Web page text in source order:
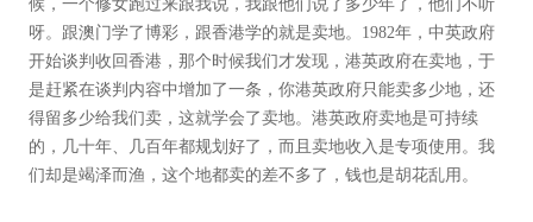
候，一个修女跑过来跟我说，我跟他们说了多少年了，他们不听
呀。跟澳门学了博彩，跟香港学的就是卖地。1982年，中英政府
开始谈判收回香港，那个时候我们才发现，港英政府在卖地，于
是赶紧在谈判内容中增加了一条，你港英政府只能卖多少地，还
得留多少给我们卖，这就学会了卖地。港英政府卖地是可持续
的，几十年、几百年都规划好了，而且卖地收入是专项使用。我
们却是竭泽而渔，这个地都卖的差不多了，钱也是胡花乱用。